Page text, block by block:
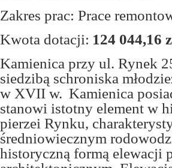
Zakres prac: Prace
Kwota dotacji: 124 044,16
Kamienica przy ul. Rynek
siedzibą schroniska
w XVII w. Kamienica
stanowi istotny element w
pierzei Rynku,
średniowiecznym
historyczną formą elewacji